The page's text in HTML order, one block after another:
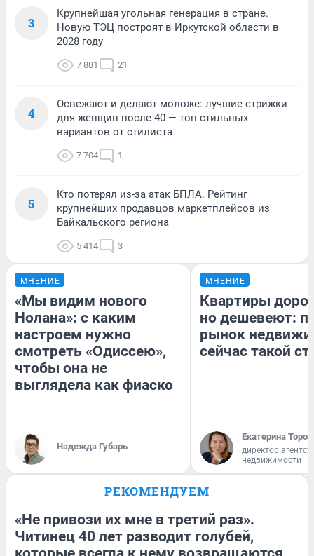
3
Крупнейшая угольная генерация в стране.
Новую ТЭЦ построят в Иркутской области в
2028 году
7 881 21
4
Освежают и делают моложе: лучшие стрижки
для женщин после 40 — топ стильных
вариантов от стилиста
7 704 1
5
Кто потерял из-за атак БПЛА. Рейтинг
крупнейших продавцов маркетплейсов из
Байкальского региона
5 414 3
МНЕНИЕ
«Мы видим нового
Нолана»: с каким
настроем нужно
смотреть «Одиссею»,
чтобы она не
выглядела как фиаско
Надежда Губарь
МНЕНИЕ
Квартиры
но дешевеют:
рынок
сейчас такой
Екатерина
директор
недвижимости
РЕКОМЕНДУЕМ
«Не привози их мне в третий раз».
Читинец 40 лет разводит голубей,